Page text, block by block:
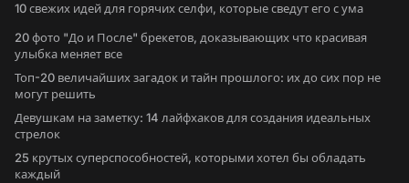
10 свежих идей для горячих селфи, которые сведут его с ума
20 фото "До и После" брекетов, доказывающих что красивая
улыбка меняет все
Топ-20 величайших загадок и тайн прошлого: их до сих пор не
могут решить
Девушкам на заметку: 14 лайфхаков для создания идеальных
стрелок
25 крутых суперспособностей, которыми хотел бы обладать
каждый